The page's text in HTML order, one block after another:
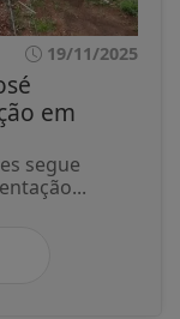
19/11/2025
em
segue